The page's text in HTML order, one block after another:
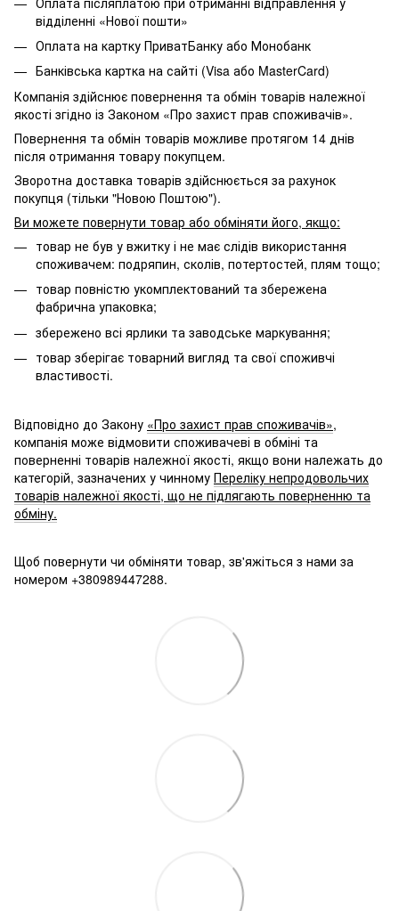
відділенні «Нової пошти»
Оплата на картку ПриватБанку або Монобанк
Банківська картка на сайті (Visa або MasterCard)
Компанія здійснює повернення та обмін товарів належної
якості згідно із Законом «Про захист прав споживачів».
Повернення та обмін товарів можливе протягом 14 днів
після отримання товару покупцем.
Зворотна доставка товарів здійснюється за рахунок
покупця (тільки "Новою Поштою").
Ви можете повернути товар або обміняти його, якщо:
товар не був у вжитку і не має слідів використання
споживачем: подряпин, сколів, потертостей, плям тощо;
товар повністю укомплектований та збережена
фабрична упаковка;
збережено всі ярлики та заводське маркування;
товар зберігає товарний вигляд та свої споживчі
властивості.
Відповідно до Закону «Про захист прав споживачів»,
компанія може відмовити споживачеві в обміні та
поверненні товарів належної якості, якщо вони належать до
категорій, зазначених у чинному Переліку непродовольчих
товарів належної якості, що не підлягають поверненню та
обміну.
Щоб повернути чи обміняти товар, зв'яжіться з нами за
номером +380989447288.